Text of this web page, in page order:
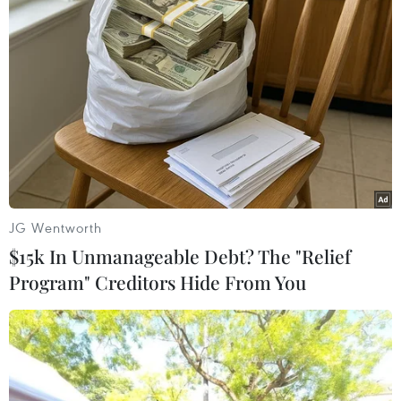
Chuyên gia Australia: Quan hệ Việt
Nam-Australia có độ tin cậy chính trị
08/08/2026 05:27
Đưa quan hệ Việt Nam-Australia phát
triển sâu sắc, thực chất, hiệu quả
hơn
08/08/2026 05:13
59 năm ASEAN: Lá cờ ASEAN lần đầu
tỏa sáng trên biểu tượng lịch sử của
Ấn Độ
08/08/2026 04:29
JG Wentworth
$15k In Unmanageable Debt? The "Relief
Program" Creditors Hide From You